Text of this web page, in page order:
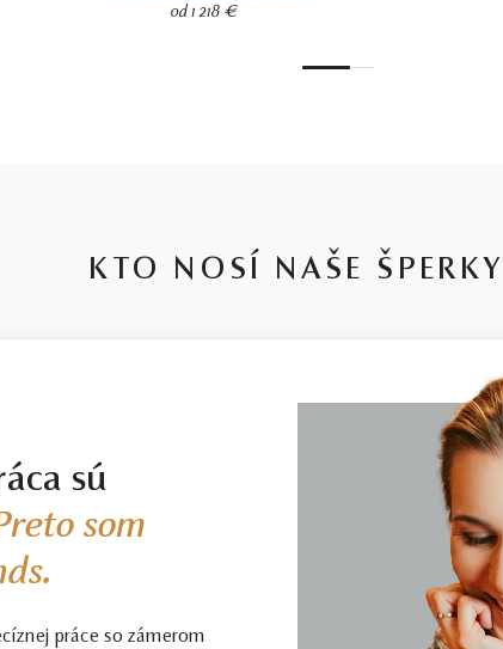
od 1 218 €
KTO NOSÍ NAŠE ŠPERKY
sú
som
práce so zámerom